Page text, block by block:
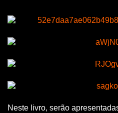
Neste livro, serão